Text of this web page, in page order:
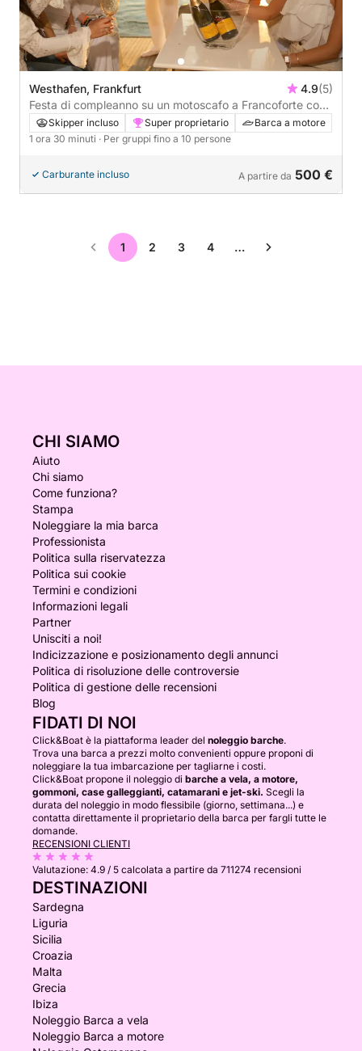
Westhafen, Frankfurt 4.9(5)
Festa di compleanno su un motoscafo a Francoforte con
vista sullo skyline - 1h30
Skipper incluso Super proprietario
Barca a motore
1 ora 30 minuti · Per gruppi fino a 10 persone
Carburante incluso A partire da 500 €
1 2 3 4 …
CHI SIAMO
Aiuto
Chi siamo
Come funziona?
Stampa
Noleggiare la mia barca
Professionista
Politica sulla riservatezza
Politica sui cookie
Termini e condizioni
Informazioni legali
Partner
Unisciti a noi!
Indicizzazione e posizionamento degli annunci
Politica di risoluzione delle controversie
Politica di gestione delle recensioni
Blog
FIDATI DI NOI
Click&Boat è la piattaforma leader del noleggio barche.
Trova una barca a prezzi molto convenienti oppure proponi di
noleggiare la tua imbarcazione per tagliarne i costi.
Click&Boat propone il noleggio di barche a vela, a motore,
gommoni, case galleggianti, catamarani e jet-ski. Scegli la
durata del noleggio in modo flessibile (giorno, settimana...) e
contatta direttamente il proprietario della barca per fargli tutte le
domande.
RECENSIONI CLIENTI
Valutazione: 4.9 / 5 calcolata a partire da 711274 recensioni
DESTINAZIONI
Sardegna
Liguria
Sicilia
Croazia
Malta
Grecia
Ibiza
Noleggio Barca a vela
Noleggio Barca a motore